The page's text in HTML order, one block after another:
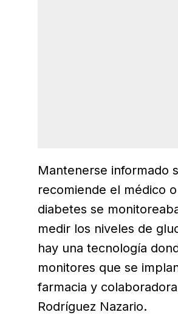
Mantenerse informado
recomiende el médico
diabetes se
medir los niveles de
hay una tecnología
monitores que se
farmacia y
Rodríguez Nazario.